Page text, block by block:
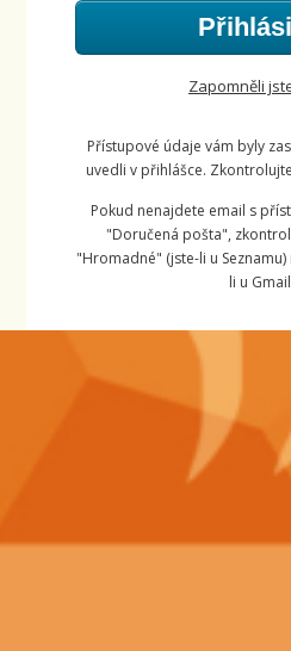
Zapomněli
Přístupové údaje vám byly
uvedli v přihlášce.
Pokud nenajdete email s
"Doručená pošta",
"Hromadné" (jste-li u
li u